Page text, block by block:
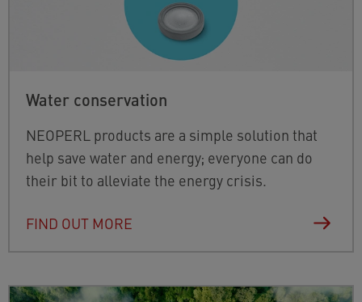
Water conservation
NEOPERL products are a simple solution that
help save water and energy; everyone can do
their bit to alleviate the energy crisis.
FIND OUT MORE